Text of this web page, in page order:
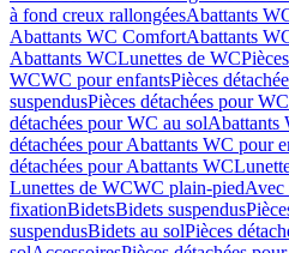
à fond creux rallongéesAbattants
Abattants WC ComfortAbattants
Abattants WCLunettes de WC
WCWC pour enfantsPièces
suspendusPièces détachées pour
détachées pour WC au solAbattants
détachées pour Abattants WC pour
détachées pour Abattants WC
Lunettes de WCWC plain-piedAvec
fixationBidetsBidets suspendus
suspendusBidets au solPièces